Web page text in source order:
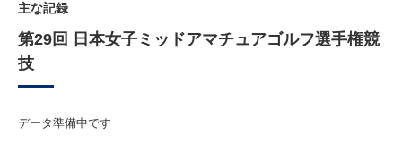
主な記録
第29回 日本女子ミッドアマチュアゴルフ選手権競
技
データ準備中です